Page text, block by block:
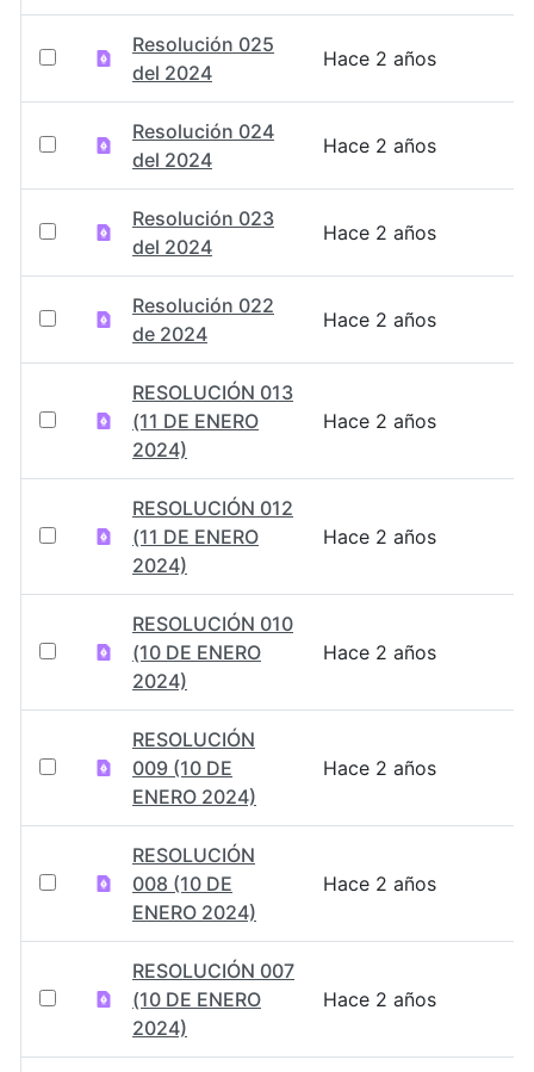
Resolución 025
del 2024
Hace 2 años
Resolución 024
del 2024
Hace 2 años
Resolución 023
del 2024
Hace 2 años
Resolución 022
de 2024
Hace 2 años
RESOLUCIÓN 013
(11 DE ENERO
2024)
Hace 2 años
RESOLUCIÓN 012
(11 DE ENERO
2024)
Hace 2 años
RESOLUCIÓN 010
(10 DE ENERO
2024)
Hace 2 años
RESOLUCIÓN
009 (10 DE
ENERO 2024)
Hace 2 años
RESOLUCIÓN
008 (10 DE
ENERO 2024)
Hace 2 años
RESOLUCIÓN 007
(10 DE ENERO
2024)
Hace 2 años